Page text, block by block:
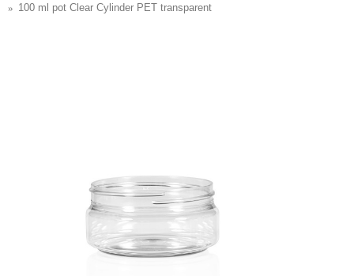
100 ml pot Clear Cylinder PET transparent